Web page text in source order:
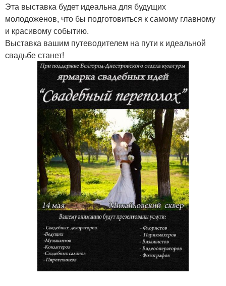
Эта выставка будет идеальна для будущих
молодоженов, что бы подготовиться к самому главному
и красивому событию.
Выставка вашим путеводителем на пути к идеальной
свадьбе станет!